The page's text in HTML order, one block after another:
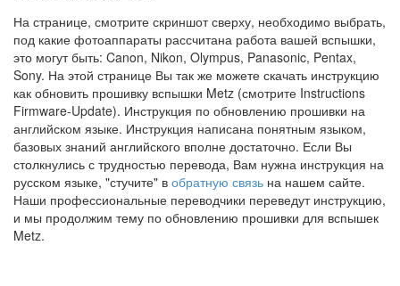
На странице, смотрите скриншот сверху, необходимо выбрать,
под какие фотоаппараты рассчитана работа вашей вспышки,
это могут быть: Canon, Nikon, Olympus, Panasonic, Pentax,
Sony. На этой странице Вы так же можете скачать инструкцию
как обновить прошивку вспышки Metz (смотрите Instructions
Firmware-Update). Инструкция по обновлению прошивки на
английском языке. Инструкция написана понятным языком,
базовых знаний английского вполне достаточно. Если Вы
столкнулись с трудностью перевода, Вам нужна инструкция на
русском языке, "стучите" в обратную связь на нашем сайте.
Наши профессиональные переводчики переведут инструкцию,
и мы продолжим тему по обновлению прошивки для вспышек
Metz.